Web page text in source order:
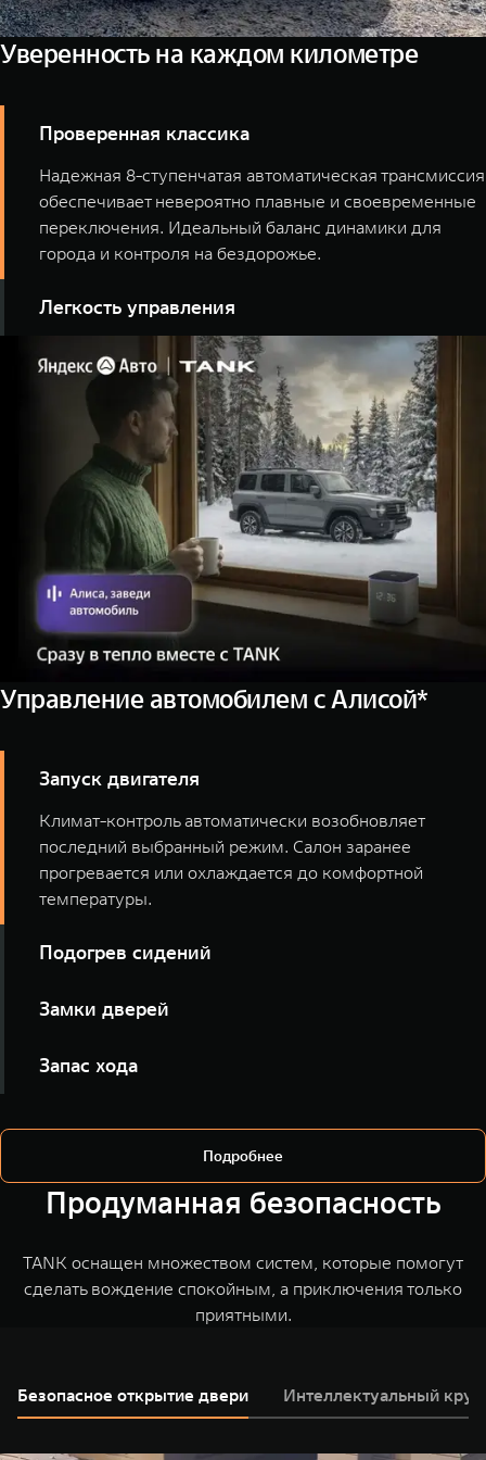
Уверенность на каждом километре
Проверенная классика
Надежная 8-ступенчатая автоматическая трансмиссия
обеспечивает невероятно плавные и своевременные
переключения. Идеальный баланс динамики для
города и контроля на бездорожье.
Легкость управления
Адаптивный круиз-контроль и система мониторинга
«слепых» зон берут на себя часть рутинных задач. Вы
наслаждаетесь дорогой, а автомобиль заботится о
безопасности.
Управление автомобилем с Алисой*
Запуск двигателя
Климат-контроль автоматически возобновляет
последний выбранный режим. Салон заранее
прогревается или охлаждается до комфортной
температуры.
Подогрев сидений
мест голосом, ещё до выхода из дома.
Замки дверей
удалённо, не открывая приложение.
Запас хода
дальность поездки.
Подробнее
Продуманная безопасность
TANK оснащен множеством систем, которые помогут
сделать вождение спокойным, а приключения только
приятными.
Безопасное открытие двери Интеллектуальный